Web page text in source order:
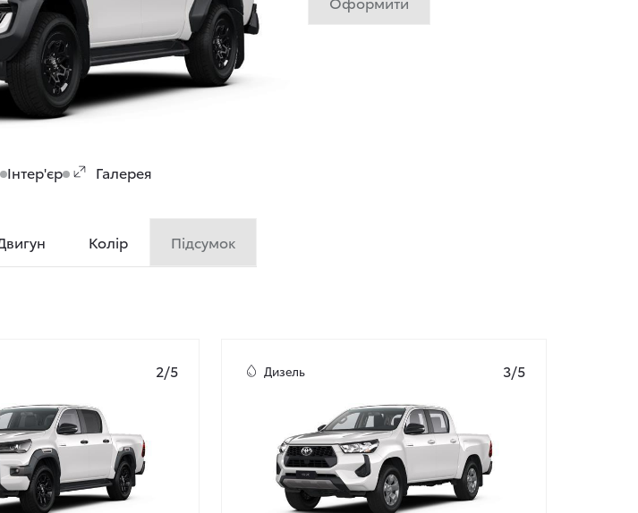
Інтер'єр Галерея
Колір Підсумок
2/5 Дизель 3/5